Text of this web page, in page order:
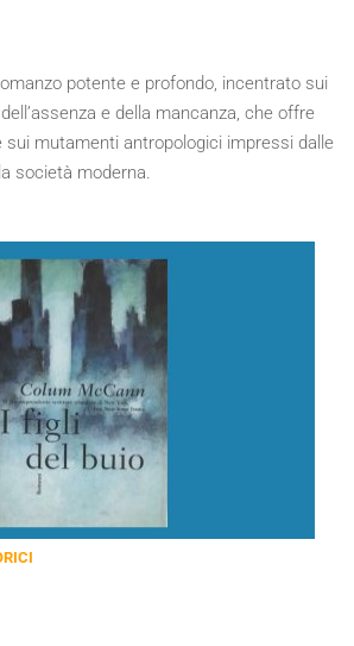
potente e profondo, incentrato sui
e della mancanza, che offre
sui mutamenti antropologici impressi dalle
società moderna.